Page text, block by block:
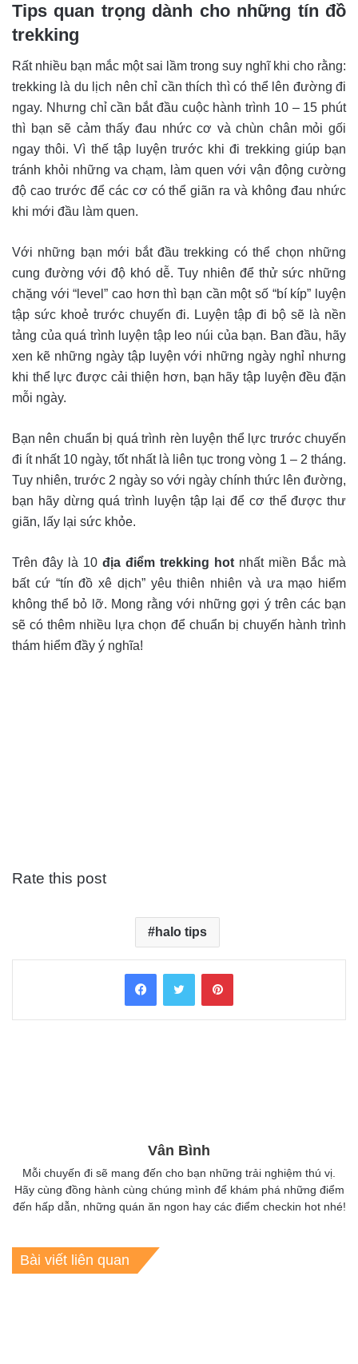
Tips quan trọng dành cho những tín đồ
trekking
Rất nhiều bạn mắc một sai lầm trong suy nghĩ khi cho rằng:
trekking là du lịch nên chỉ cần thích thì có thể lên đường đi
ngay. Nhưng chỉ cần bắt đầu cuộc hành trình 10 – 15 phút
thì bạn sẽ cảm thấy đau nhức cơ và chùn chân mỏi gối
ngay thôi.Vì thế tập luyện trước khi đi trekking giúp bạn
tránh khỏi những va chạm, làm quen với vận động cường
độ cao trước để các cơ có thể giãn ra và không đau nhức
khi mới đầu làm quen.
Với những bạn mới bắt đầu trekking có thể chọn những
cung đường với độ khó dễ. Tuy nhiên để thử sức những
chặng với “level” cao hơn thì bạn cần một số “bí kíp” luyện
tập sức khoẻ trước chuyến đi. Luyện tập đi bộ sẽ là nền
tảng của quá trình luyện tập leo núi của bạn. Ban đầu, hãy
xen kẽ những ngày tập luyện với những ngày nghỉ nhưng
khi thể lực được cải thiện hơn, bạn hãy tập luyện đều đặn
mỗi ngày.
Bạn nên chuẩn bị quá trình rèn luyện thể lực trước chuyến
đi ít nhất 10 ngày, tốt nhất là liên tục trong vòng 1 – 2 tháng.
Tuy nhiên, trước 2 ngày so với ngày chính thức lên đường,
bạn hãy dừng quá trình luyện tập lại để cơ thể được thư
giãn, lấy lại sức khỏe.
Trên đây là 10 địa điểm trekking hot nhất miền Bắc mà
bất cứ “tín đồ xê dịch” yêu thiên nhiên và ưa mạo hiểm
không thể bỏ lỡ. Mong rằng với những gợi ý trên các bạn
sẽ có thêm nhiều lựa chọn để chuẩn bị chuyến hành trình
thám hiểm đầy ý nghĩa!
Rate this post
halo tips
FacebookTwitter Pinterest
Vân Bình
Mỗi chuyến đi sẽ mang đến cho bạn những trải nghiệm thú vị.
Hãy cùng đồng hành cùng chúng mình để khám phá những điểm
đến hấp dẫn, những quán ăn ngon hay các điểm checkin hot nhé!
Bài viết liên quan